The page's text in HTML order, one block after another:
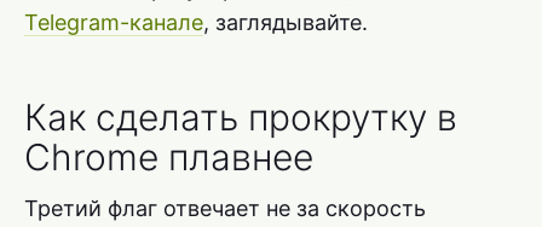
Telegram-канале, заглядывайте.
Как сделать прокрутку в
Chrome плавнее
Третий флаг отвечает не за скорость